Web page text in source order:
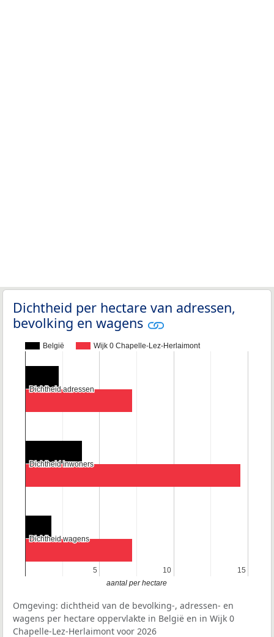
Dichtheid per hectare van adressen,
bevolking en wagens
België Wijk 0 Chapelle-Lez-Herlaimont
5
5 10
10 15
15
Dichtheid adressen
Dichtheid adressen
Dichtheid inwoners
Dichtheid inwoners
Dichtheid wagens
Dichtheid wagens
aantal per hectare
Omgeving: dichtheid van de bevolking-, adressen- en
wagens per hectare oppervlakte in België en in Wijk 0
Chapelle-Lez-Herlaimont voor 2026